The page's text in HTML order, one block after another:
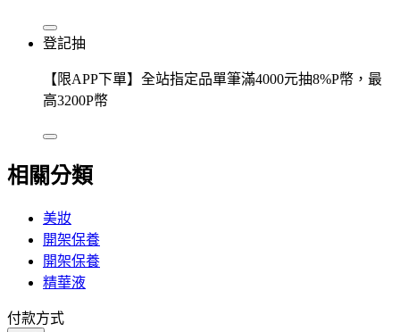
登記抽
【限APP下單】全站指定品單筆滿4000元抽8%P幣，最
高3200P幣
相關分類
美妝
開架保養
開架保養
精華液
付款方式